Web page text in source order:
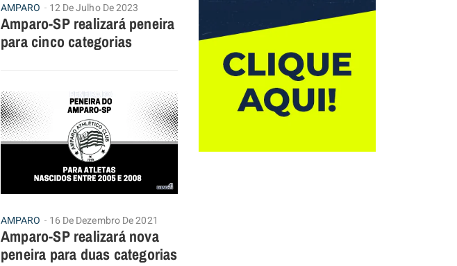
AMPARO 12 De Julho De 2023
Amparo-SP realizará peneira
para cinco categorias
AMPARO 16 De Dezembro De 2021
Amparo-SP realizará nova
peneira para duas categorias